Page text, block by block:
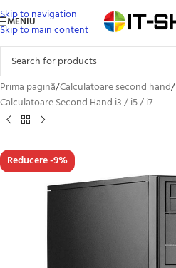
Skip to navigation
Skip to main content
MENIU
Prima pagină/Calculatoare second hand/
Calculatoare Second Hand i3 / i5 / i7
Reducere -9%